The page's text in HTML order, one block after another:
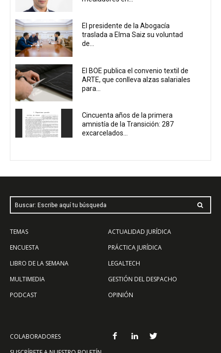
El presidente de la Abogacía
traslada a Elma Saiz su voluntad
de...
El BOE publica el convenio textil de
ARTE, que conlleva alzas salariales
para...
Cincuenta años de la primera
amnistía de la Transición: 287
excarcelados...
Buscar: Escribe aquí tu búsqueda
TEMAS
ENCUESTA
LIBRO DE LA SEMANA
MULTIMEDIA
PODCAST
ACTUALIDAD JURÍDICA
PRÁCTICA JURÍDICA
LEGALTECH
GESTIÓN DEL DESPACHO
OPINIÓN
COLABORADORES